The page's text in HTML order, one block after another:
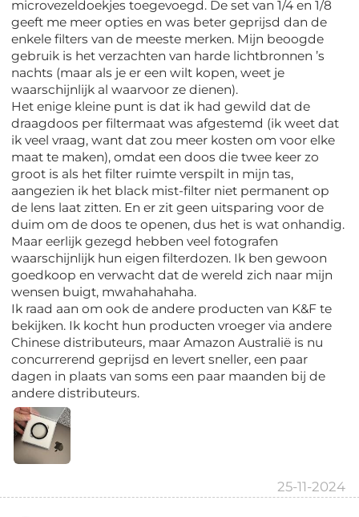
microvezeldoekjes toegevoegd. De set van 1/4 en 1/8
geeft me meer opties en was beter geprijsd dan de
enkele filters van de meeste merken. Mijn beoogde
gebruik is het verzachten van harde lichtbronnen ’s
nachts (maar als je er een wilt kopen, weet je
waarschijnlijk al waarvoor ze dienen).
Het enige kleine punt is dat ik had gewild dat de
draagdoos per filtermaat was afgestemd (ik weet dat
ik veel vraag, want dat zou meer kosten om voor elke
maat te maken), omdat een doos die twee keer zo
groot is als het filter ruimte verspilt in mijn tas,
aangezien ik het black mist-filter niet permanent op
de lens laat zitten. En er zit geen uitsparing voor de
duim om de doos te openen, dus het is wat onhandig.
Maar eerlijk gezegd hebben veel fotografen
waarschijnlijk hun eigen filterdozen. Ik ben gewoon
goedkoop en verwacht dat de wereld zich naar mijn
wensen buigt, mwahahahaha.
Ik raad aan om ook de andere producten van K&F te
bekijken. Ik kocht hun producten vroeger via andere
Chinese distributeurs, maar Amazon Australië is nu
concurrerend geprijsd en levert sneller, een paar
dagen in plaats van soms een paar maanden bij de
andere distributeurs.
25-11-2024